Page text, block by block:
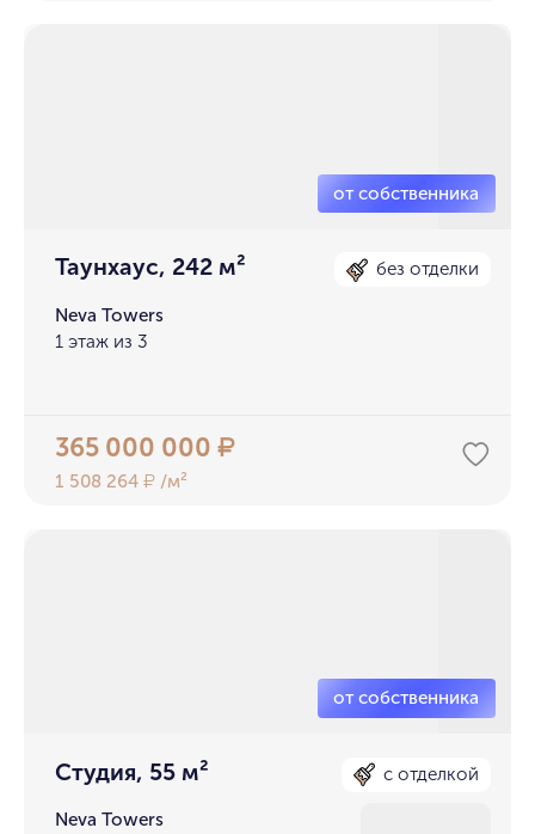
Таунхаус, 242 м² без отделки
Neva Towers
1 этаж из 3
365 000 000₽
1 508 264₽ /м²
Студия, 55 м² с отделкой
Neva Towers